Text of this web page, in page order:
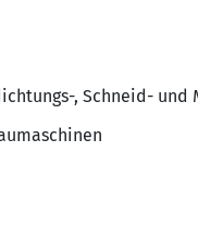
, Schneid- und